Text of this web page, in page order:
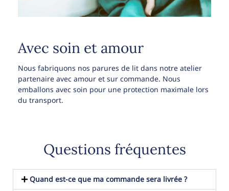
Avec soin et amour
Nous fabriquons nos parures de lit dans notre atelier
partenaire avec amour et sur commande. Nous
emballons avec soin pour une protection maximale lors
du transport.
Questions fréquentes
Quand est-ce que ma commande sera livrée ?